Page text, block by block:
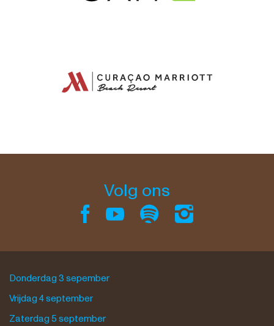
Volg ons
Donderdag 3 sepember
Vrijdag 4 september
Zaterdag 5 september